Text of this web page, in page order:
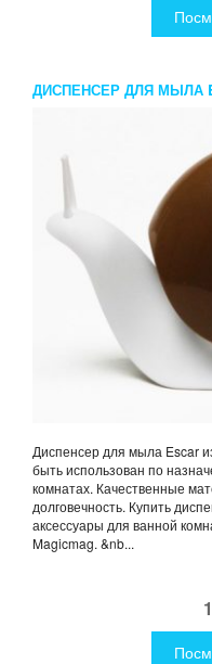
ДИСПЕНСЕР ДЛЯ МЫЛА
Диспенсер для мыла Escar
быть использован по
комнатах. Качественные
долговечность. Купить
аксессуары для ванной
Magicmag. &nb...